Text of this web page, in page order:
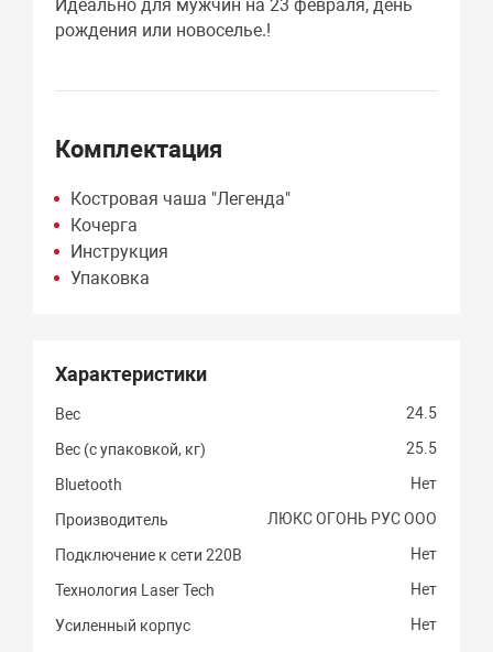
Идеально для мужчин на 23 февраля, день
рождения или новоселье.!
Комплектация
Костровая чаша "Легенда"
Кочерга
Инструкция
Упаковка
Характеристики
Вес 24.5
Вес (с упаковкой, кг) 25.5
Bluetooth Нет
Производитель ЛЮКС ОГОНЬ РУС ООО
Подключение к сети 220В Нет
Технология Laser Tech Нет
Усиленный корпус
Нет